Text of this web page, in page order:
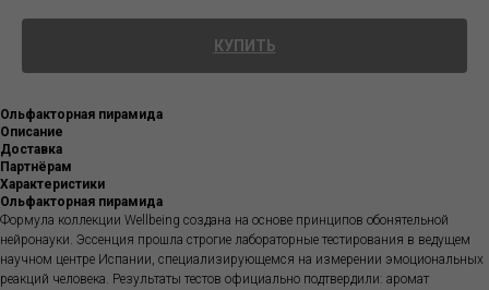
КУПИТЬ
Ольфакторная пирамида
Описание
Доставка
Партнёрам
Характеристики
Ольфакторная пирамида
Формула коллекции Wellbeing создана на основе принципов обонятельной
нейронауки. Эссенция прошла строгие лабораторные тестирования в ведущем
научном центре Испании, специализирующемся на измерении эмоциональных
реакций человека. Результаты тестов официально подтвердили: аромат